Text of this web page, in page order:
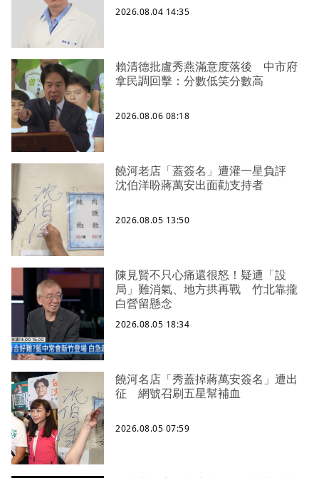
2026.08.04 14:35
賴清德批盧秀燕滿意度落後 中市府
拿民調回擊：分數低笑分數高
2026.08.06 08:18
饒河老店「蓋簽名」遭灌一星負評
沈伯洋盼蔣萬安出面勸支持者
2026.08.05 13:50
陳見賢不只心痛還很怒！疑遭「設
局」難消氣、地方拱再戰 竹北靠攏
白營留懸念
2026.08.05 18:34
饒河名店「秀蓋掉蔣萬安簽名」遭出
征 網號召刷五星幫補血
2026.08.05 07:59